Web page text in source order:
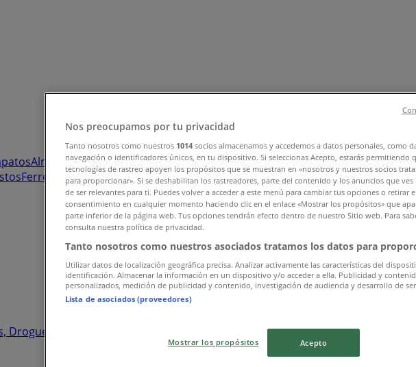
AlmacenesHogar y MueblesInformática y ElectrónicaFarmacias,
Ferreterías y ConstrucciónLibros y CineViajesBancos y Seguros
Droguerías y Ópticas televisores
Nos preocupamos por tu privacidad
Tanto nosotros como nuestros 1014 socios almacenamos y accedemos a datos personales, como
navegación o identificadores únicos, en tu dispositivo. Si seleccionas Acepto, estarás permitiendo
tecnologías de rastreo apoyen los propósitos que se muestran en «nosotros y nuestros socios
para proporcionar». Si se deshabilitan los rastreadores, parte del contenido y los anuncios que
de ser relevantes para ti. Puedes volver a acceder a este menú para cambiar tus opciones o retirar el
consentimiento en cualquier momento haciendo clic en el enlace «Mostrar los propósitos» que
parte inferior de la página web. Tus opciones tendrán efecto dentro de nuestro Sitio web. Para
consulta nuestra política de privacidad.
Tanto nosotros como nuestros asociados tratamos los datos para
Utilizar datos de localización geográfica precisa. Analizar activamente las características del
identificación. Almacenar la información en un dispositivo y/o acceder a ella. Publicidad y
personalizados, medición de publicidad y contenido, investigación de audiencia y desarrollo de
Lista de asociados (proveedores)
Mostrar los propósitos Acepto